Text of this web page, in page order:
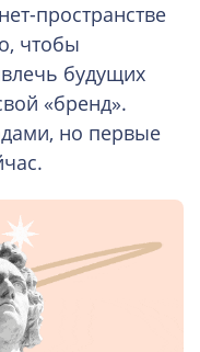
пространстве
чтобы
будущих
«бренд».
но первые